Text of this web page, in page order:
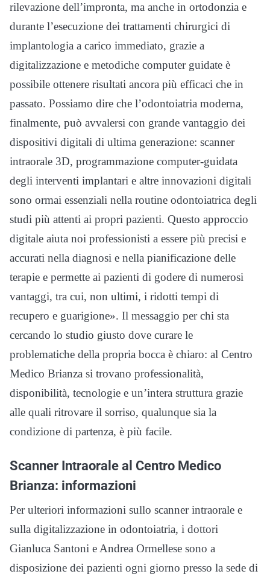
rilevazione dell’impronta, ma anche in ortodonzia e
durante l’esecuzione dei trattamenti chirurgici di
implantologia a carico immediato, grazie a
digitalizzazione e metodiche computer guidate è
possibile ottenere risultati ancora più efficaci che in
passato. Possiamo dire che l’odontoiatria moderna,
finalmente, può avvalersi con grande vantaggio dei
dispositivi digitali di ultima generazione: scanner
intraorale 3D, programmazione computer-guidata
degli interventi implantari e altre innovazioni digitali
sono ormai essenziali nella routine odontoiatrica degli
studi più attenti ai propri pazienti. Questo approccio
digitale aiuta noi professionisti a essere più precisi e
accurati nella diagnosi e nella pianificazione delle
terapie e permette ai pazienti di godere di numerosi
vantaggi, tra cui, non ultimi, i ridotti tempi di
recupero e guarigione». Il messaggio per chi sta
cercando lo studio giusto dove curare le
problematiche della propria bocca è chiaro: al Centro
Medico Brianza si trovano professionalità,
disponibilità, tecnologie e un’intera struttura grazie
alle quali ritrovare il sorriso, qualunque sia la
condizione di partenza, è più facile.
Scanner Intraorale al Centro Medico
Brianza: informazioni
Per ulteriori informazioni sullo scanner intraorale e
sulla digitalizzazione in odontoiatria, i dottori
Gianluca Santoni e Andrea Ormellese sono a
disposizione dei pazienti ogni giorno presso la sede di